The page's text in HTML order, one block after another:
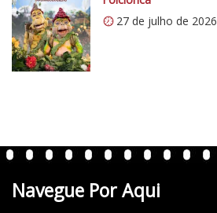
o
m
/
v
n
e
27 de julho de 2026
Navegue Por Aqui